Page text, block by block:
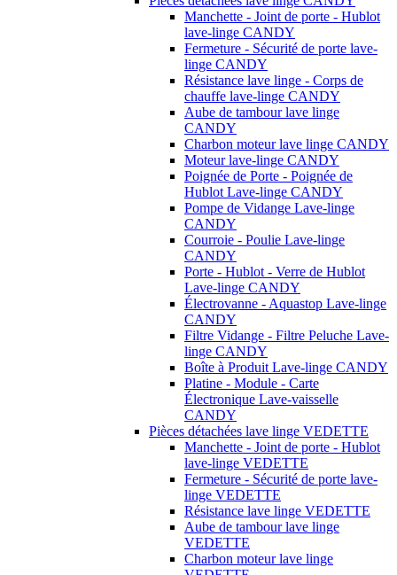
Manchette - Joint de porte - Hublot
lave-linge CANDY
Fermeture - Sécurité de porte lave-
linge CANDY
Résistance lave linge - Corps de
chauffe lave-linge CANDY
Aube de tambour lave linge
CANDY
Charbon moteur lave linge CANDY
Moteur lave-linge CANDY
Poignée de Porte - Poignée de
Hublot Lave-linge CANDY
Pompe de Vidange Lave-linge
CANDY
Courroie - Poulie Lave-linge
CANDY
Porte - Hublot - Verre de Hublot
Lave-linge CANDY
Électrovanne - Aquastop Lave-linge
CANDY
Filtre Vidange - Filtre Peluche Lave-
linge CANDY
Boîte à Produit Lave-linge CANDY
Platine - Module - Carte
Électronique Lave-vaisselle
CANDY
Pièces détachées lave linge VEDETTE
Manchette - Joint de porte - Hublot
lave-linge VEDETTE
Fermeture - Sécurité de porte lave-
linge VEDETTE
Résistance lave linge VEDETTE
Aube de tambour lave linge
VEDETTE
Charbon moteur lave linge